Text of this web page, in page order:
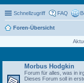
Schnellzugriff FAQ
Foren-Übersicht
Morbus Hodgkin
Forum für alles, was in
Dieses Forum soll in